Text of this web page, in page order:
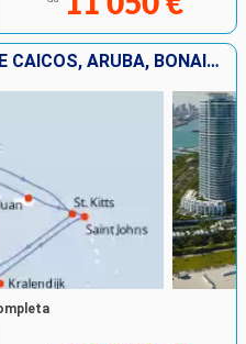
STATI UNITI, ISOLE TURKS E CAICOS, ARUBA, BONAIRE, ANTIGUA E BARBUDA, PORTORICO